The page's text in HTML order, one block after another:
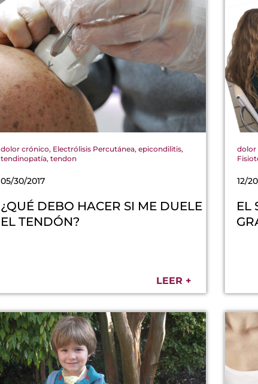
dolor crónico, Electrólisis Percutánea,epicondilitis,
tendinopatía,tendon
05/30/2017
¿QUÉ DEBO HACER SI ME DUELE
EL TENDÓN?
LEER +
dolor
12/
EL